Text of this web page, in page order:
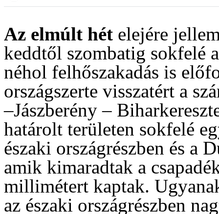
Az elmúlt hét elejére
keddtől szombatig sokfelé
néhol felhőszakadás is
országszerte visszatért a
–Jászberény –
határolt területen sokfelé
északi országrészben és a
amik kimaradtak a
millimétert kaptak.
az északi országrészben